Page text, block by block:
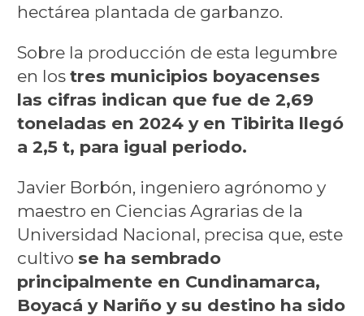
hectárea plantada de garbanzo.
Sobre la producción de esta legumbre
en los tres municipios boyacenses
las cifras indican que fue de 2,69
toneladas en 2024 y en Tibirita llegó
a 2,5 t, para igual periodo.
Javier Borbón, ingeniero agrónomo y
maestro en Ciencias Agrarias de la
Universidad Nacional, precisa que, este
cultivo se ha sembrado
principalmente en Cundinamarca,
Boyacá y Nariño y su destino ha sido